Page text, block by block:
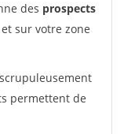
des prospects
sur votre zone
permettent de